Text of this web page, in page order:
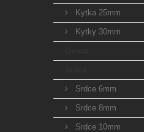
Kytka 25mm
Kytky 30mm
Srdce 6mm
Srdce 8mm
Srdce 10mm